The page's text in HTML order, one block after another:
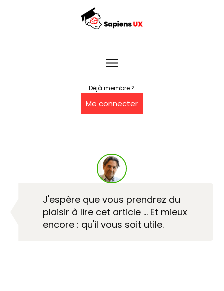
Déjà membre ?
Me connecter
J'espère que vous prendrez du
plaisir à lire cet article … Et mieux
encore : qu'il vous soit utile.